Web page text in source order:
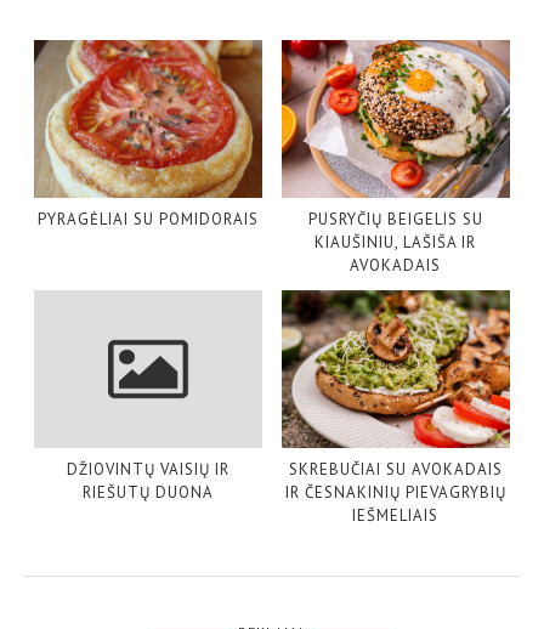
PYRAGĖLIAI SU POMIDORAIS
PUSRYČIŲ BEIGELIS SU
KIAUŠINIU, LAŠIŠA IR
AVOKADAIS
DŽIOVINTŲ VAISIŲ IR
RIEŠUTŲ DUONA
SKREBUČIAI SU AVOKADAIS
IR ČESNAKINIŲ PIEVAGRYBIŲ
IEŠMELIAIS